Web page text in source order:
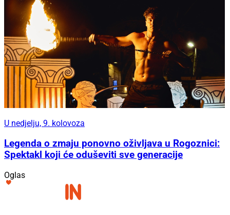
U nedjelju, 9. kolovoza
Legenda o zmaju ponovno oživljava u Rogoznici:
Spektakl koji će oduševiti sve generacije
Oglas